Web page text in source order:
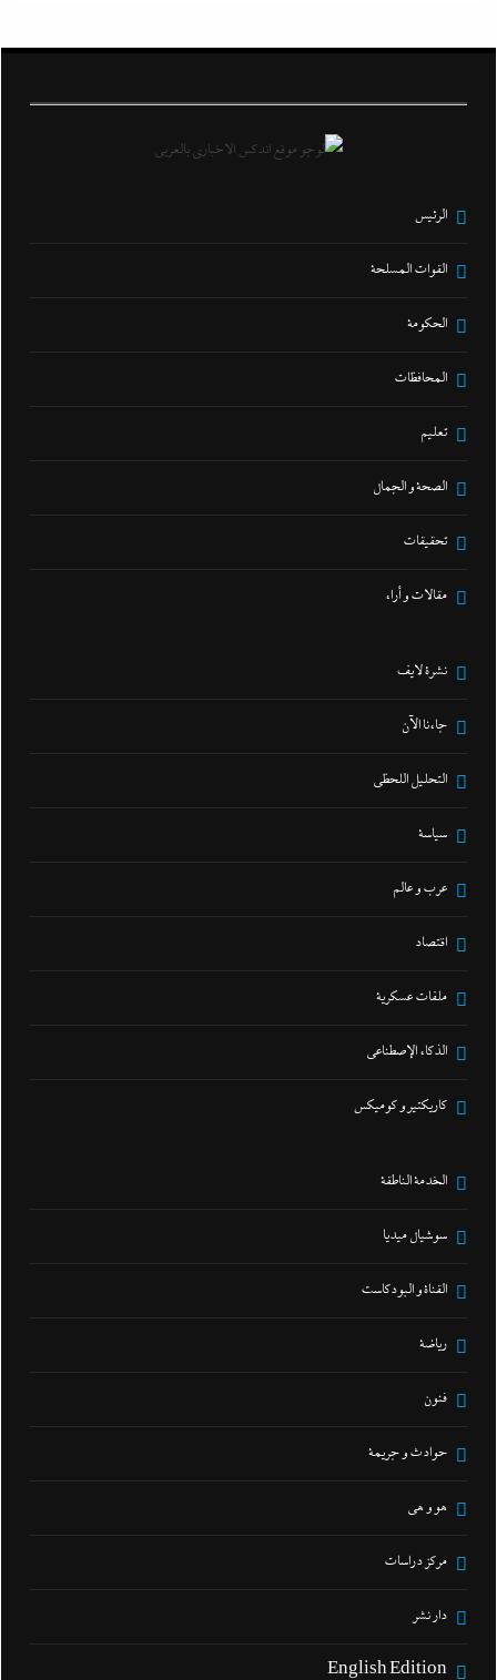
الرئيس
القوات المسلحة
الحكومة
المحافظات
تعليم
الصحة و الجمال
تحقيقات
مقالات و أراء
نشرة لايف
جاءنا الآن
التحليل اللحظي
سياسة
عرب و عالم
اقتصاد
ملفات عسكرية
الذكاء الإصطناعي
كاريكتير و كوميكس
الخدمة الناطقة
سوشيال ميديا
القناة و البودكاست
رياضة
فنون
حوادث و جريمة
هو و هي
مركز دراسات
دار نشر
English Edition